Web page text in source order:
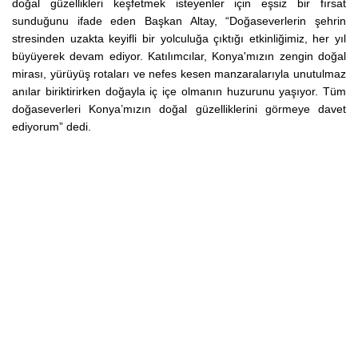
doğal güzellikleri keşfetmek isteyenler için eşsiz bir fırsat
sunduğunu ifade eden Başkan Altay, “Doğaseverlerin şehrin
stresinden uzakta keyifli bir yolculuğa çıktığı etkinliğimiz, her yıl
büyüyerek devam ediyor. Katılımcılar, Konya'mızın zengin doğal
mirası, yürüyüş rotaları ve nefes kesen manzaralarıyla unutulmaz
anılar biriktirirken doğayla iç içe olmanın huzurunu yaşıyor. Tüm
doğaseverleri Konya’mızın doğal güzelliklerini görmeye davet
ediyorum” dedi.